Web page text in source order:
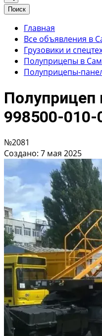
Поиск
Главная
Все объявления в
Грузовики и
Полуприцепы в
Полуприцепы-
998500-010-
№2081
Создано: 7 мая 2025